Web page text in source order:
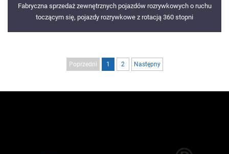
Fabryczna sprzedaż zewnętrznych pojazdów rozrywkowych o ruchu
toczącym się, pojazdy rozrywkowe z rotacją 360 stopni
Poprzedni 1 2 Następny